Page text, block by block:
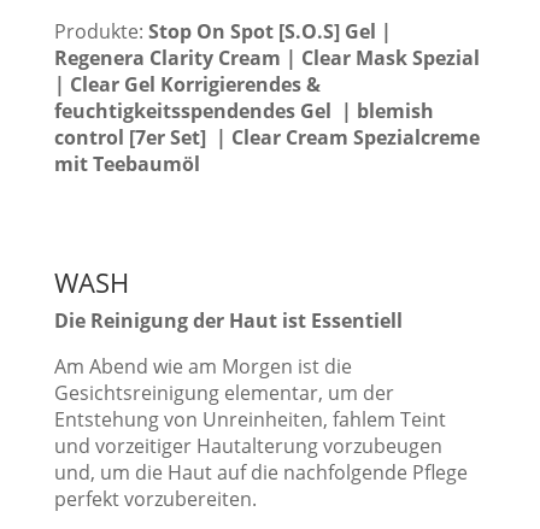
Produkte: Stop On Spot [S.O.S] Gel |
Regenera Clarity Cream | Clear Mask Spezial
| Clear Gel Korrigierendes &
feuchtigkeitsspendendes Gel | blemish
control [7er Set] | Clear Cream Spezialcreme
mit Teebaumöl
WASH
Die Reinigung der Haut ist Essentiell
Am Abend wie am Morgen ist die
Gesichtsreinigung elementar, um der
Entstehung von Unreinheiten, fahlem Teint
und vorzeitiger Hautalterung vorzubeugen
und, um die Haut auf die nachfolgende Pflege
perfekt vorzubereiten.